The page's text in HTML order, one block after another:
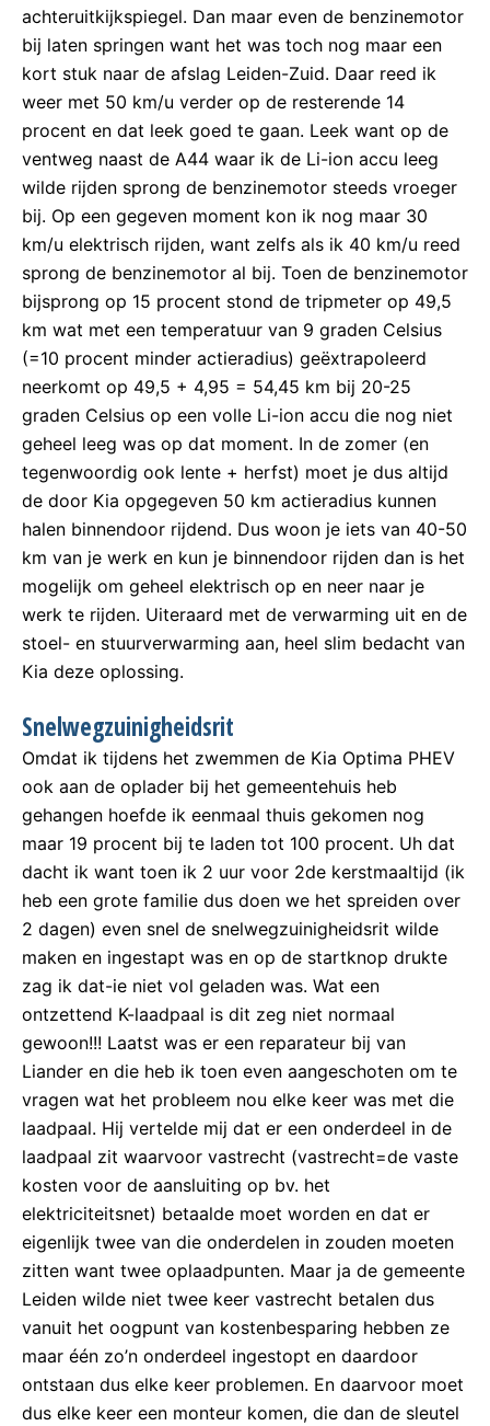
achteruitkijkspiegel. Dan maar even de benzinemotor
bij laten springen want het was toch nog maar een
kort stuk naar de afslag Leiden-Zuid. Daar reed ik
weer met 50 km/u verder op de resterende 14
procent en dat leek goed te gaan. Leek want op de
ventweg naast de A44 waar ik de Li-ion accu leeg
wilde rijden sprong de benzinemotor steeds vroeger
bij. Op een gegeven moment kon ik nog maar 30
km/u elektrisch rijden, want zelfs als ik 40 km/u reed
sprong de benzinemotor al bij. Toen de benzinemotor
bijsprong op 15 procent stond de tripmeter op 49,5
km wat met een temperatuur van 9 graden Celsius
(=10 procent minder actieradius) geëxtrapoleerd
neerkomt op 49,5 + 4,95 = 54,45 km bij 20-25
graden Celsius op een volle Li-ion accu die nog niet
geheel leeg was op dat moment. In de zomer (en
tegenwoordig ook lente + herfst) moet je dus altijd
de door Kia opgegeven 50 km actieradius kunnen
halen binnendoor rijdend. Dus woon je iets van 40-50
km van je werk en kun je binnendoor rijden dan is het
mogelijk om geheel elektrisch op en neer naar je
werk te rijden. Uiteraard met de verwarming uit en de
stoel- en stuurverwarming aan, heel slim bedacht van
Kia deze oplossing.
Snelwegzuinigheidsrit
Omdat ik tijdens het zwemmen de Kia Optima PHEV
ook aan de oplader bij het gemeentehuis heb
gehangen hoefde ik eenmaal thuis gekomen nog
maar 19 procent bij te laden tot 100 procent. Uh dat
dacht ik want toen ik 2 uur voor 2de kerstmaaltijd (ik
heb een grote familie dus doen we het spreiden over
2 dagen) even snel de snelwegzuinigheidsrit wilde
maken en ingestapt was en op de startknop drukte
zag ik dat-ie niet vol geladen was. Wat een
ontzettend K-laadpaal is dit zeg niet normaal
gewoon!!! Laatst was er een reparateur bij van
Liander en die heb ik toen even aangeschoten om te
vragen wat het probleem nou elke keer was met die
laadpaal. Hij vertelde mij dat er een onderdeel in de
laadpaal zit waarvoor vastrecht (vastrecht=de vaste
kosten voor de aansluiting op bv. het
elektriciteitsnet) betaalde moet worden en dat er
eigenlijk twee van die onderdelen in zouden moeten
zitten want twee oplaadpunten. Maar ja de gemeente
Leiden wilde niet twee keer vastrecht betalen dus
vanuit het oogpunt van kostenbesparing hebben ze
maar één zo’n onderdeel ingestopt en daardoor
ontstaan dus elke keer problemen. En daarvoor moet
dus elke keer een monteur komen, die dan de sleutel